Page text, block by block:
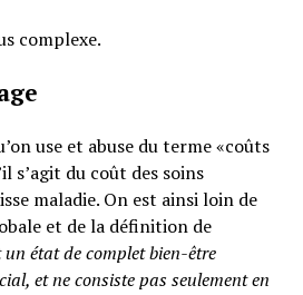
complexe.
use et abuse du terme «coûts
s’agit du coût des soins
maladie. On est ainsi loin de
et de la définition de
un état de complet bien-être
et ne consiste pas seulement en